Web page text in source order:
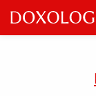
Skip
to
main